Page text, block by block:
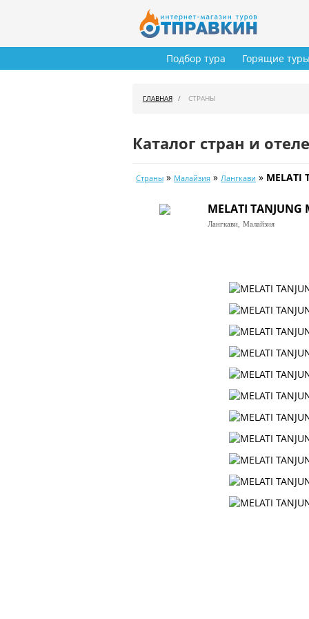
Подбор тура Горящие туры
ГЛАВНАЯ СТРАНЫ
Каталог стран и
Страны » Малайзия » Лангкави » MELATI
MELATI TANJUNG
Лангкави, Малайзия